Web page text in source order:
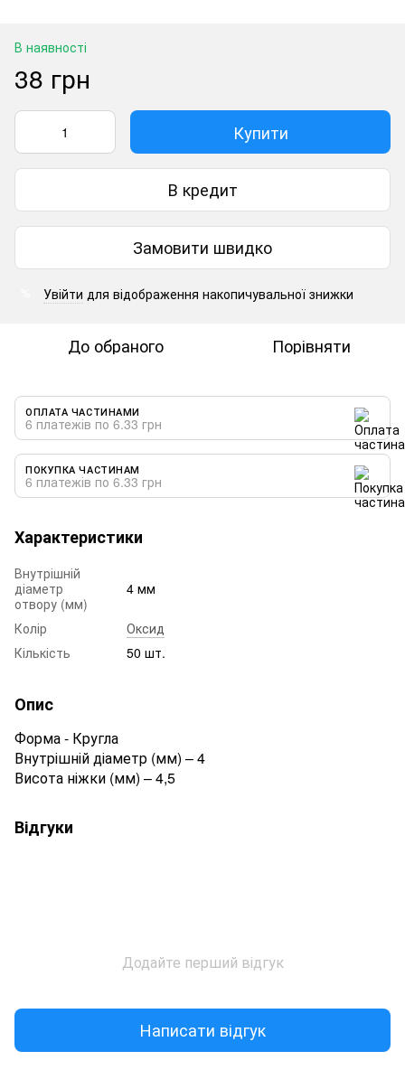
В наявності
38 грн
Купити
В кредит
Замовити швидко
Увійти для відображення накопичувальної знижки
До обраного Порівняти
ОПЛАТА ЧАСТИНАМИ
6 платежів по 6.33 грн
ПОКУПКА ЧАСТИНАМ
6 платежів по 6.33 грн
Характеристики
Внутрішній
діаметр
отвору (мм)
4 мм
Колір
Оксид
Кількість
50 шт.
Опис
Форма - Кругла
Внутрішній діаметр (мм) – 4
Висота ніжки (мм) – 4,5
Відгуки
Додайте перший відгук
Написати відгук